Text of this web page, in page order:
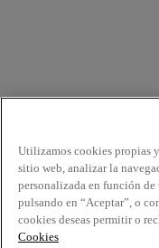
Utilizamos cookies propias
sitio web, analizar la
personalizada en función de
pulsando en “Aceptar”, o
cookies deseas permitir o
Cookies